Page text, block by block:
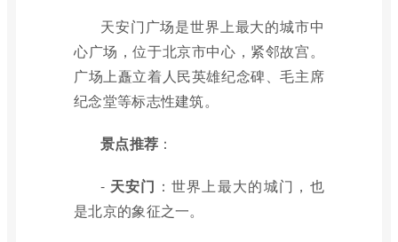
天安门广场是世界上最大的城市中
心广场，位于北京市中心，紧邻故宫。
广场上矗立着人民英雄纪念碑、毛主席
纪念堂等标志性建筑。
景点推荐 ：
- 天安门 ：世界上最大的城门，也
是北京的象征之一。